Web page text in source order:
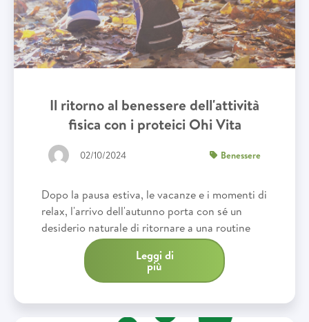
Il ritorno al benessere dell'attività
fisica con i proteici Ohi Vita
02/10/2024 Benessere
Dopo la pausa estiva, le vacanze e i momenti di
relax, l'arrivo dell'autunno porta con sé un
desiderio naturale di ritornare a una routine
Leggi di
più